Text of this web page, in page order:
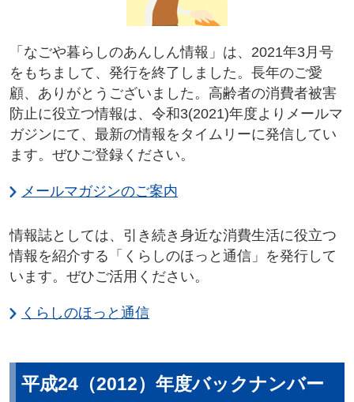
「なごや暮らしのあんしん情報」は、2021年3月号
をもちまして、発行を終了しました。長年のご愛
顧、ありがとうございました。高齢者の消費者被害
防止に役立つ情報は、令和3(2021)年度よりメールマ
ガジンにて、最新の情報をタイムリーに発信してい
ます。ぜひご登録ください。
メールマガジンのご案内
情報誌としては、引き続き身近な消費生活に役立つ
情報を紹介する「くらしのほっと通信」を発行して
います。ぜひご活用ください。
くらしのほっと通信
平成24（2012）年度バックナンバー